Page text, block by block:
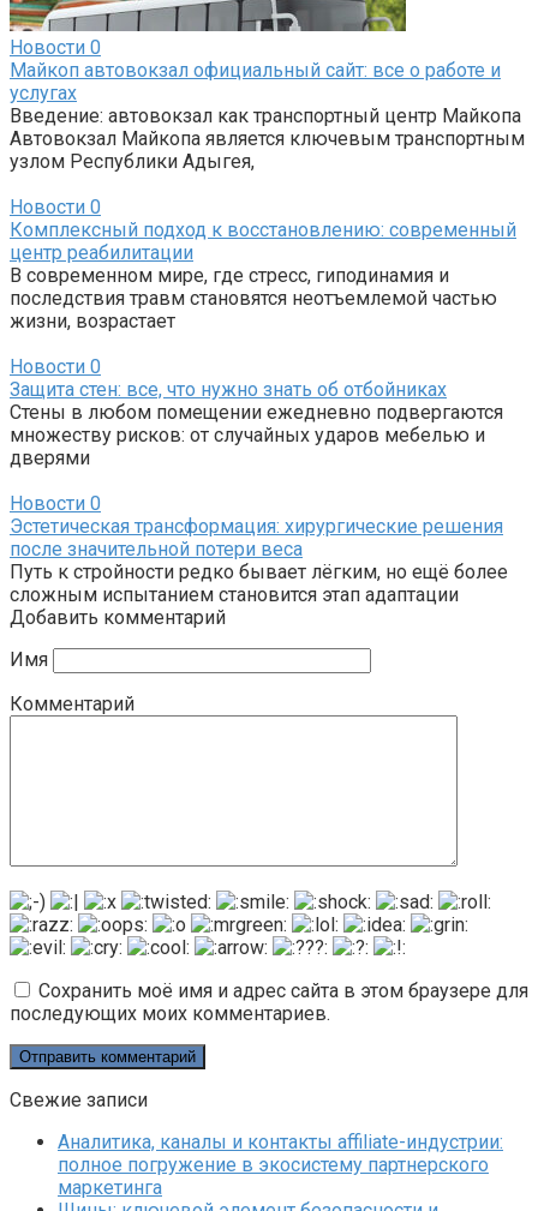
Новости 0
Майкоп автовокзал официальный сайт: все о работе и
услугах
Введение: автовокзал как транспортный центр Майкопа
Автовокзал Майкопа является ключевым транспортным
узлом Республики Адыгея,
Новости 0
Комплексный подход к восстановлению: современный
центр реабилитации
В современном мире, где стресс, гиподинамия и
последствия травм становятся неотъемлемой частью
жизни, возрастает
Новости 0
Защита стен: все, что нужно знать об отбойниках
Стены в любом помещении ежедневно подвергаются
множеству рисков: от случайных ударов мебелью и
дверями
Новости 0
Эстетическая трансформация: хирургические решения
после значительной потери веса
Путь к стройности редко бывает лёгким, но ещё более
сложным испытанием становится этап адаптации
Добавить комментарий
Имя
Комментарий
Сохранить моё имя и адрес сайта в этом браузере для
последующих моих комментариев.
Свежие записи
Аналитика, каналы и контакты affiliate-индустрии:
полное погружение в экосистему партнерского
маркетинга